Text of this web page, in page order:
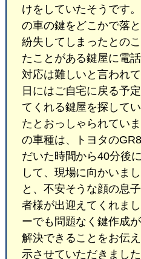
けをしていたそうです
の車の鍵をどこかで落
紛失してしまったとの
たことがある鍵屋に電
対応は難しいと言われ
日にはご自宅に戻る予
てくれる鍵屋を探して
たとおっしゃられてい
の車種は、トヨタの
だいた時間から40分後
して、現場に向かいま
と、不安そうな顔の息
者様が出迎えてくれま
ーでも問題なく鍵作成
解決できることをお伝
示させていただきまし